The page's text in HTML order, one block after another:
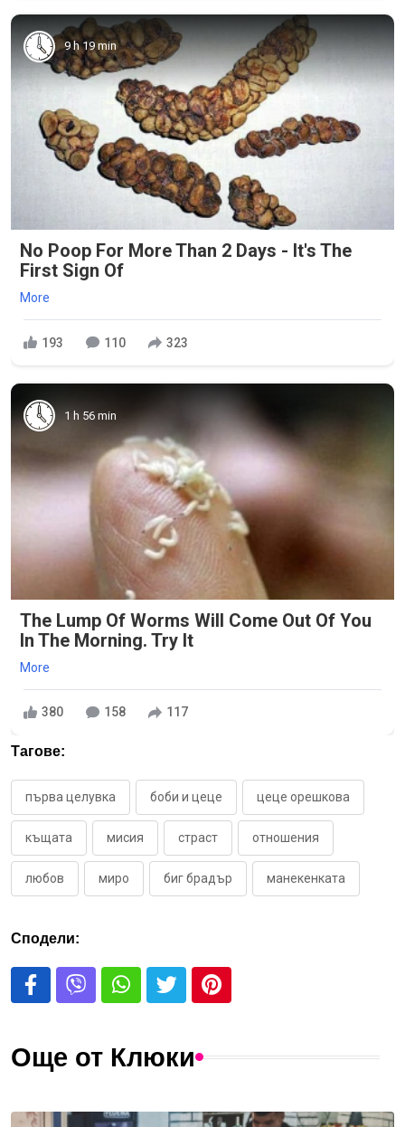
9 h 19 min
No Poop For More Than 2 Days - It's The
First Sign Of
More
193 110 323
1 h 56 min
The Lump Of Worms Will Come Out Of You
In The Morning. Try It
More
380 158 117
Тагове:
първа целувка боби и цеце цеце орешкова
къщата мисия страст отношения
любов миро биг брадър манекенката
Сподели:
Още от Клюки